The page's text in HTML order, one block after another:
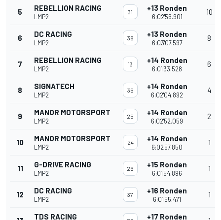
5 REBELLION RACING
LMP2
31 +13 Ronden
6:02'56.901
10
6 DC RACING
LMP2
38 +13 Ronden
6:03'07.597
8
7 REBELLION RACING
LMP2
13 +14 Ronden
6:01'33.528
6
8 SIGNATECH
LMP2
36 +14 Ronden
6:02'04.892
4
9 MANOR MOTORSPORT
LMP2
25 +14 Ronden
6:02'52.059
2
10 MANOR MOTORSPORT
LMP2
24 +14 Ronden
6:02'57.850
1
11 G-DRIVE RACING
LMP2
26 +15 Ronden
6:01'54.896
1
12 DC RACING
LMP2
37 +16 Ronden
6:01'55.471
1
TDS RACING +17 Ronden